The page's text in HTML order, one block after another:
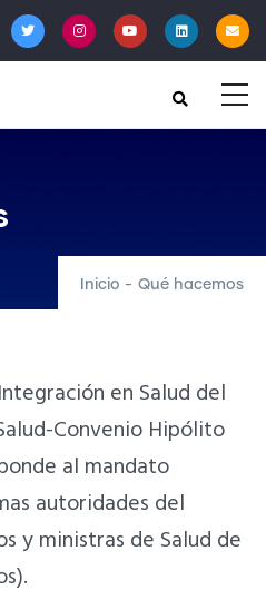
Inicio - Qué hacemos
en Salud del
Convenio Hipólito
al mandato
autoridades del
y ministras de Salud de